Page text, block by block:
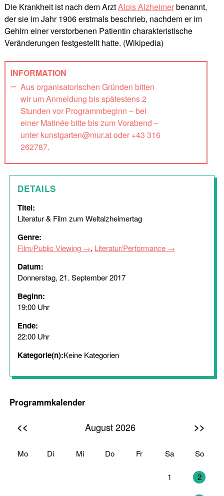
Die Krankheit ist nach dem ArztAlois Alzheimerbenannt,
der sie im Jahr 1906 erstmals beschrieb, nachdem er im
Gehirn einer verstorbenen Patientin charakteristische
Veränderungen festgestellt hatte. (Wikipedia)
INFORMATION
Aus organisatorischen Gründen bitten
wir um Anmeldung bis spätestens 2
Stunden vor Programmbeginn – bei
einer Matinée bitte bis zum Vorabend –
unter kunstgarten@mur.at oder +43 316
262787.
DETAILS
Titel:
Literatur & Film zum Weltalzheimertag
Genre:
Film/Public Viewing , Literatur/Performance
Datum:
Donnerstag, 21. September 2017
Beginn:
19:00 Uhr
Ende:
22:00 Uhr
Kategorie(n):Keine Kategorien
Programmkalender
<< August 2026 >>
Mo Di Mi Do Fr Sa So
1 2